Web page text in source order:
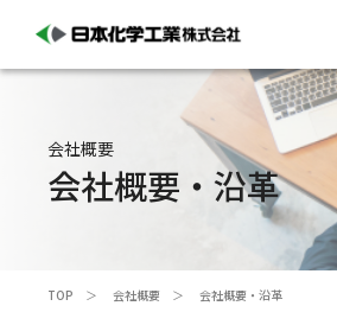
会社概要
会社概要・沿革
TOP 会社概要 会社概要・沿革